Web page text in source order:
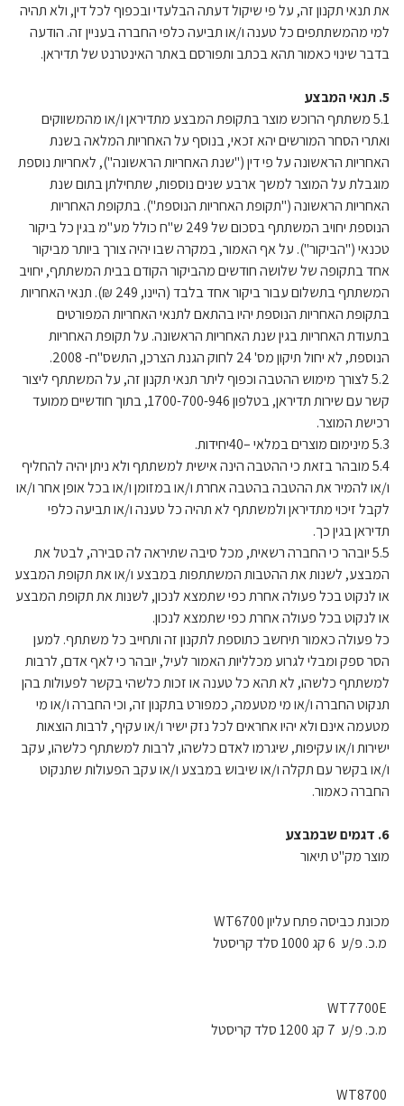
את תנאי תקנון זה, על פי שיקול דעתה הבלעדי ובכפוף לכל דין, ולא תהיה
למי מהמשתתפים כל טענה ו/או תביעה כלפי החברה בעניין זה. הודעה
בדבר שינוי כאמור תהא בכתב ותפורסם באתר האינטרנט של תדיראן.
5. תנאי המבצע
5.1 משתתף הרוכש מוצר בתקופת המבצע מתדיראן ו/או מהמשווקים
ואתרי הסחר המורשים יהא זכאי, בנוסף על האחריות המלאה בשנת
האחריות הראשונה על פי דין ("שנת האחריות הראשונה"), לאחריות נוספת
מוגבלת על המוצר למשך ארבע שנים נוספות, שתחילתן בתום שנת
האחריות הראשונה ("תקופת האחריות הנוספת"). בתקופת האחריות
הנוספת יחויב המשתתף בסכום של 249 ש"ח כולל מע"מ בגין כל ביקור
טכנאי ("הביקור"). על אף האמור, במקרה שבו יהיה צורך ביותר מביקור
אחד בתקופה של שלושה חודשים מהביקור הקודם בבית המשתתף, יחויב
המשתתף בתשלום עבור ביקור אחד בלבד (היינו, 249 ₪). תנאי האחריות
בתקופת האחריות הנוספת יהיו בהתאם לתנאי האחריות המפורטים
בתעודת האחריות בגין שנת האחריות הראשונה. על תקופת האחריות
הנוספת, לא יחול תיקון מס' 24 לחוק הגנת הצרכן, התשס"ח- 2008.
5.2 לצורך מימוש ההטבה וכפוף ליתר תנאי תקנון זה, על המשתתף ליצור
קשר עם שירות תדיראן, בטלפון 1700-700-946, בתוך חודשיים ממועד
רכישת המוצר.
5.3 מינימום מוצרים במלאי –40יחידות.
5.4 מובהר בזאת כי ההטבה הינה אישית למשתתף ולא ניתן יהיה להחליף
ו/או להמיר את ההטבה בהטבה אחרת ו/או במזומן ו/או בכל אופן אחר ו/או
לקבל זיכוי מתדיראן ולמשתתף לא תהיה כל טענה ו/או תביעה כלפי
תדיראן בגין כך.
5.5 יובהר כי החברה רשאית, מכל סיבה שתיראה לה סבירה, לבטל את
המבצע, לשנות את ההטבות המשתתפות במבצע ו/או את תקופת המבצע
או לנקוט בכל פעולה אחרת כפי שתמצא לנכון, לשנות את תקופת המבצע
או לנקוט בכל פעולה אחרת כפי שתמצא לנכון.
כל פעולה כאמור תיחשב כתוספת לתקנון זה ותחייב כל משתתף. למען
הסר ספק ומבלי לגרוע מכלליות האמור לעיל, יובהר כי לאף אדם, לרבות
למשתתף כלשהו, לא תהא כל טענה או זכות כלשהי בקשר לפעולות בהן
תנקוט החברה ו/או מי מטעמה, כמפורט בתקנון זה, וכי החברה ו/או מי
מטעמה אינם ולא יהיו אחראים לכל נזק ישיר ו/או עקיף, לרבות הוצאות
ישירות ו/או עקיפות, שיגרמו לאדם כלשהו, לרבות למשתתף כלשהו, עקב
ו/או בקשר עם תקלה ו/או שיבוש במבצע ו/או עקב הפעולות שתנקוט
החברה כאמור.
6. דגמים שבמבצע
מוצר מק"ט תיאור
מכונת כביסה פתח עליון WT6700
מ.כ. פ/ע 6 קג 1000 סלד קריסטל
מ.כ. פ/ע 7 קג 1200 סלד קריסטל